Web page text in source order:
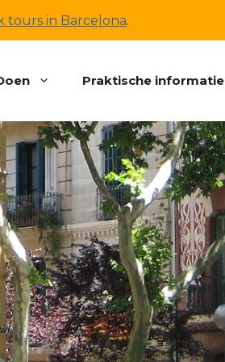
tours in Barcelona.
Praktische informatie